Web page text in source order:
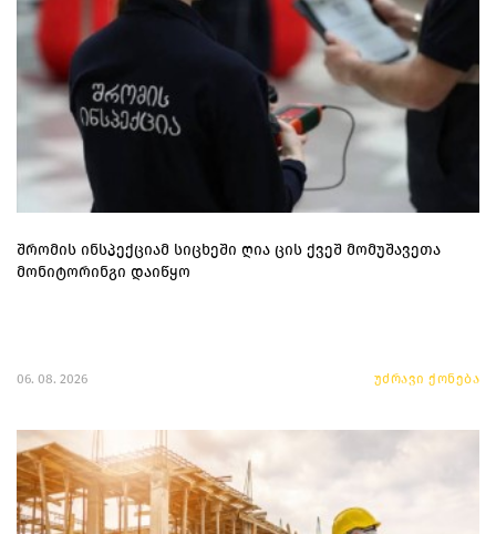
შრომის ინსპექციამ სიცხეში ღია ცის ქვეშ მომუშავეთა
მონიტორინგი დაიწყო
06. 08. 2026 უძრავი ქონება